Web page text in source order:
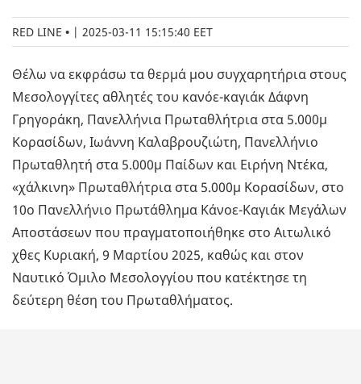
RED LINE | 2025-03-11 15:15:40 EET
Θέλω να εκφράσω τα θερμά μου συγχαρητήρια στους
Μεσολογγίτες αθλητές του κανόε-καγιάκ Δάφνη
Γρηγοράκη, Πανελλήνια Πρωταθλήτρια στα 5.000μ
Κορασίδων, Ιωάννη Καλαβρουζιώτη, Πανελλήνιο
Πρωταθλητή στα 5.000μ Παίδων και Ειρήνη Ντέκα,
«χάλκινη» Πρωταθλήτρια στα 5.000μ Κορασίδων, στο
10ο Πανελλήνιο Πρωτάθλημα Κάνοε-Καγιάκ Μεγάλων
Αποστάσεων που πραγματοποιήθηκε στο Αιτωλικό
χθες Κυριακή, 9 Μαρτίου 2025, καθώς και στον
Ναυτικό Όμιλο Μεσολογγίου που κατέκτησε τη
δεύτερη θέση του Πρωταθλήματος.